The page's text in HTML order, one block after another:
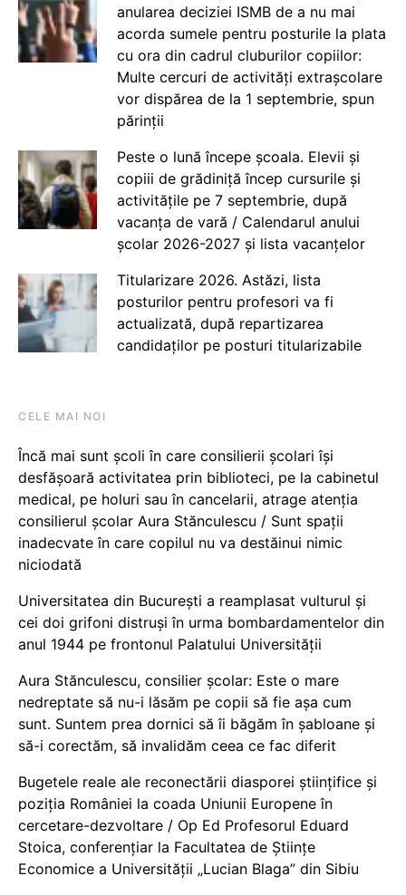
anularea deciziei ISMB de a nu mai
acorda sumele pentru posturile la plata
cu ora din cadrul cluburilor copiilor:
Multe cercuri de activități extrașcolare
vor dispărea de la 1 septembrie, spun
părinții
Peste o lună începe școala. Elevii și
copiii de grădiniță încep cursurile și
activitățile pe 7 septembrie, după
vacanța de vară / Calendarul anului
școlar 2026-2027 și lista vacanțelor
Titularizare 2026. Astăzi, lista
posturilor pentru profesori va fi
actualizată, după repartizarea
candidaților pe posturi titularizabile
CELE MAI NOI
Încă mai sunt școli în care consilierii școlari își
desfășoară activitatea prin biblioteci, pe la cabinetul
medical, pe holuri sau în cancelarii, atrage atenția
consilierul școlar Aura Stănculescu / Sunt spații
inadecvate în care copilul nu va destăinui nimic
niciodată
Universitatea din București a reamplasat vulturul și
cei doi grifoni distruși în urma bombardamentelor din
anul 1944 pe frontonul Palatului Universității
Aura Stănculescu, consilier școlar: Este o mare
nedreptate să nu-i lăsăm pe copii să fie așa cum
sunt. Suntem prea dornici să îi băgăm în șabloane și
să-i corectăm, să invalidăm ceea ce fac diferit
Bugetele reale ale reconectării diasporei științifice și
poziția României la coada Uniunii Europene în
cercetare-dezvoltare / Op Ed Profesorul Eduard
Stoica, conferențiar la Facultatea de Științe
Economice a Universității „Lucian Blaga” din Sibiu